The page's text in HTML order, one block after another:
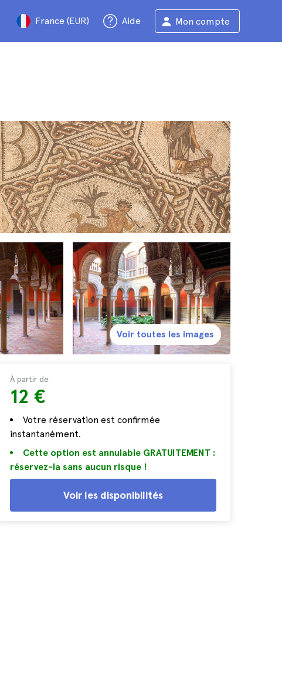
France (EUR) Aide Mon compte
À partir de
12 €
Votre réservation est confirmée
instantanément.
Cette option est annulable GRATUITEMENT :
réservez-la sans aucun risque !
Voir les disponibilités
Voir toutes les images